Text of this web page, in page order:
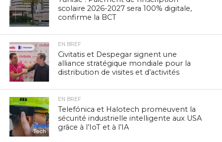
scolaire 2026-2027 sera 100% digitale,
confirme la BCT
EN BREF
Civitatis et Despegar signent une
alliance stratégique mondiale pour la
distribution de visites et d’activités
EN BREF
Telefónica et Halotech promeuvent la
sécurité industrielle intelligente aux USA
grâce à l’IoT et à l’IA